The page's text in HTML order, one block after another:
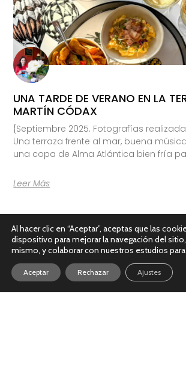
UNA TARDE DE VERANO EN LA
MARTÍN CÓDAX
{Septiembre 2025. Fotografías
Una terraza frente al mar, buena
una copa de Alma Atlántica bien fría
Leer Más
Al hacer clic en “Aceptar”, aceptas que las
dispositivo para mejorar la navegación del
mismo, y colaborar con nuestros estudios
Aceptar Rechazar Ajustes